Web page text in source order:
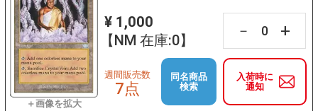
¥ 1,000
【NM 在庫:0】
－ +
入荷時に
通知
週間販売数
7点
同名商品
検索